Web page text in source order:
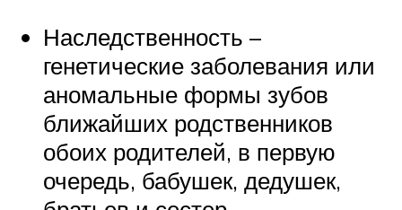
Наследственность –
генетические заболевания или
аномальные формы зубов
ближайших родственников
обоих родителей, в первую
очередь, бабушек, дедушек,